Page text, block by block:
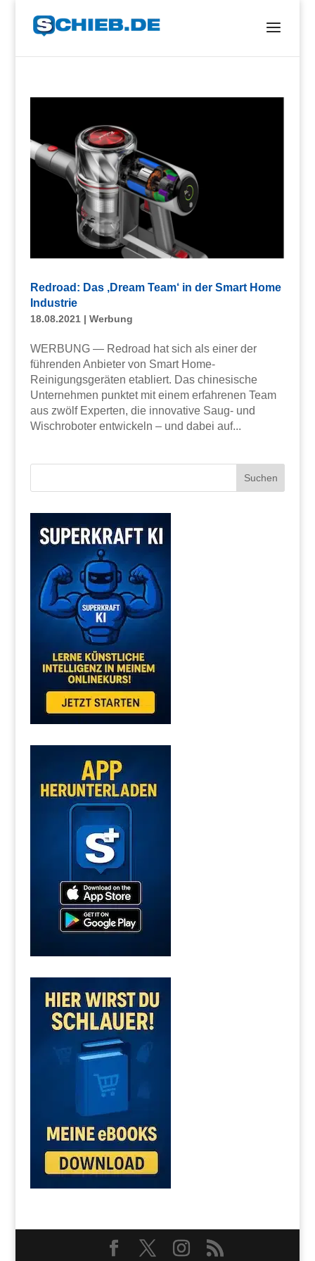
Redroad: Das ‚Dream Team‘ in der Smart Home
Industrie
18.08.2021| Werbung
WERBUNG — Redroad hat sich als einer der
führenden Anbieter von Smart Home-
Reinigungsgeräten etabliert. Das chinesische
Unternehmen punktet mit einem erfahrenen Team
aus zwölf Experten, die innovative Saug- und
Wischroboter entwickeln – und dabei auf...